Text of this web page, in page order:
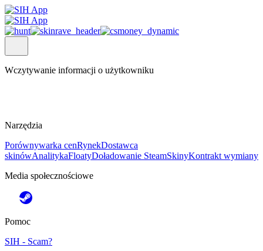
Wczytywanie informacji o użytkowniku
Narzędzia
Porównywarka cenRynekDostawca
skinówAnalitykaFloatyDoładowanie SteamSkinyKontrakt wymiany
Media społecznościowe
Pomoc
SIH - Scam?